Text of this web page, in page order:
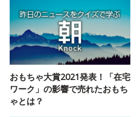
おもちゃ大賞2021発表！「在宅
ワーク」の影響で売れたおもち
ゃとは？